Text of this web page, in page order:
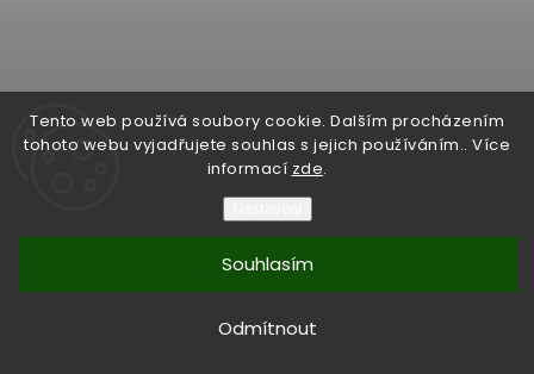
Tento web používá soubory cookie. Dalším procházením
tohoto webu vyjadřujete souhlas s jejich používáním.. Více
informací zde.
Odmítnout
Souhlasím